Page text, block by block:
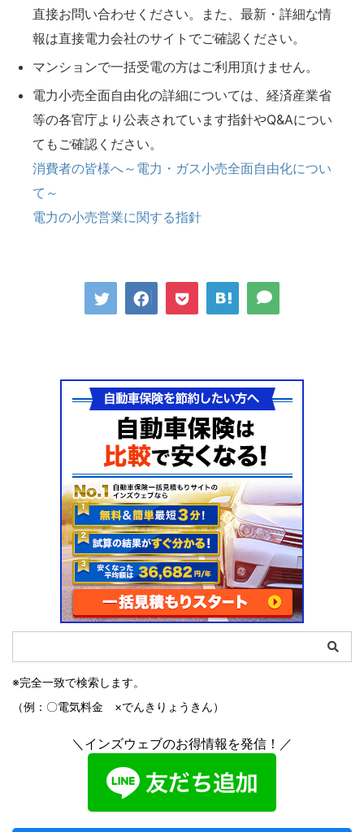
直接お問い合わせください。また、最新・詳細な情
報は直接電力会社のサイトでご確認ください。
マンションで一括受電の方はご利用頂けません。
電力小売全面自由化の詳細については、経済産業省
等の各官庁より公表されています指針やQ&Aについ
てもご確認ください。
消費者の皆様へ～電力・ガス小売全面自由化につい
て～
電力の小売営業に関する指針
※完全一致で検索します。
（例：〇電気料金 ×でんきりょうきん）
＼インズウェブのお得情報を発信！／